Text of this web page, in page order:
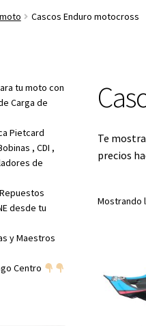
Cascos Enduro motocross
Te
precios
Mostrando
tu moto con
Carga de
Pietcard
, CDI ,
de
desde tu
y Maestros
Centro